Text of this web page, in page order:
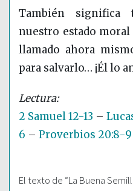
También significa
nuestro estado moral
llamado ahora
para salvarlo… ¡Él lo
2 Samuel 12-13 –
6 – Proverbios 20:8-9
El texto de “La Buena